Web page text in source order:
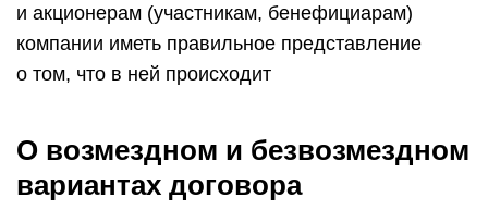
и акционерам (участникам, бенефициарам)
компании иметь правильное представление
о том, что в ней происходит
О возмездном и безвозмездном
вариантах договора